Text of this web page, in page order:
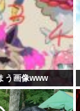
う画像www